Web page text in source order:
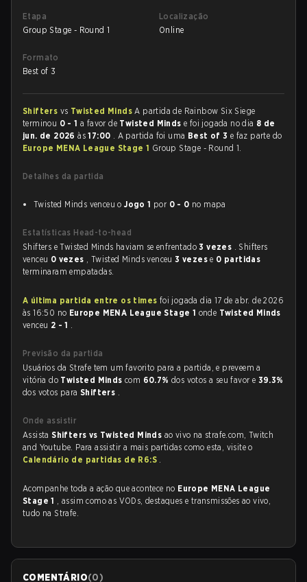
Etapa
Group Stage - Round 1
Localização
Online
Formato
Best of 3
Shifters vs Twisted MindsA partida de Rainbow Six Siege
terminou 0 - 1 a favor de Twisted Mindse foi jogada no dia 8 de
jun. de 2026às17:00 . A partida foi uma Best of 3 e faz parte do
Europe MENA League Stage 1 Group Stage - Round 1.
Detalhes da partida
Twisted Minds venceu oJogo 1 por 0 - 0 no mapa
Estatísticas Head-to-head
Shifters e Twisted Minds haviam se enfrentado3 vezes . Shifters
venceu 0 vezes , Twisted Minds venceu3 vezese 0 partidas
terminaram empatadas.
A última partida entre os times foi jogada dia 17 de abr. de 2026
às 16:50 no Europe MENA League Stage 1 onde Twisted Minds
venceu 2 - 1 .
Previsão da partida
Usuários da Strafe tem um favorito para a partida, e preveem a
vitória do Twisted Mindscom 60.7%dos votos a seu favor e 39.3%
dos votos para Shifters .
Onde assistir
AssistaShifters vs Twisted Minds ao vivo na strafe.com, Twitch
and Youtube. Para assistir a mais partidas como esta, visite o
Calendário de partidas de R6:S .
Acompanhe toda a ação que acontece no Europe MENA League
Stage 1 , assim como as VODs, destaques e transmissões ao vivo,
tudo na Strafe.
COMENTÁRIO(0)